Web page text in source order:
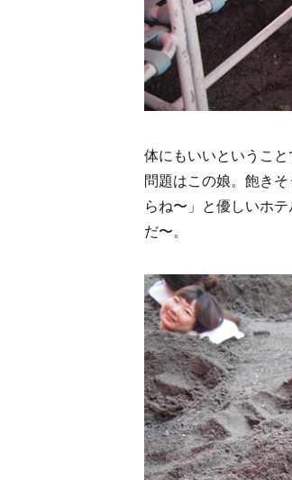
体にもいいということ
問題はこの娘。飽き
らね〜」と優しいホ
だ〜。